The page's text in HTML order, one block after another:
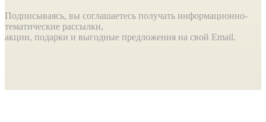
Подписываясь, вы соглашаетесь получать информационно-
тематические рассылки,
акции, подарки и выгодные предложения на свой Email.